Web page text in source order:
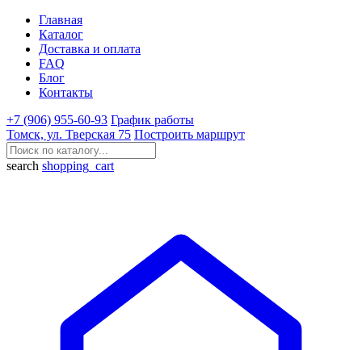
Главная
Каталог
Доставка и оплата
FAQ
Блог
Контакты
+7 (906) 955-60-93 График работы
Томск, ул. Тверская 75 Построить маршрут
search shopping_cart